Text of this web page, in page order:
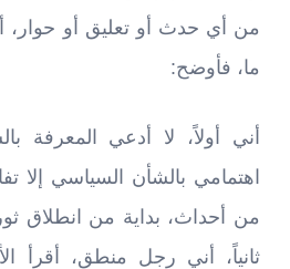
من أي حدث أو تعليق أو حوار،
ما، فأوضح:
أني أولاً، لا أدعي المعرفة
اهتمامي بالشأن السياسي إلا
ثانياً، أني رجل منطق، أقرأ